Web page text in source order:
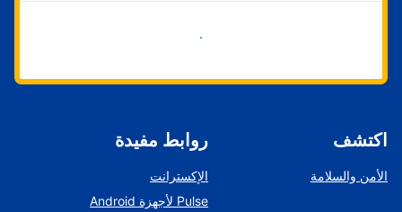
ابدأ الآن
اكتشف
الأمن والسلامة
روابط مفيدة
الإكسترانت
Pulse لأجهزة Android